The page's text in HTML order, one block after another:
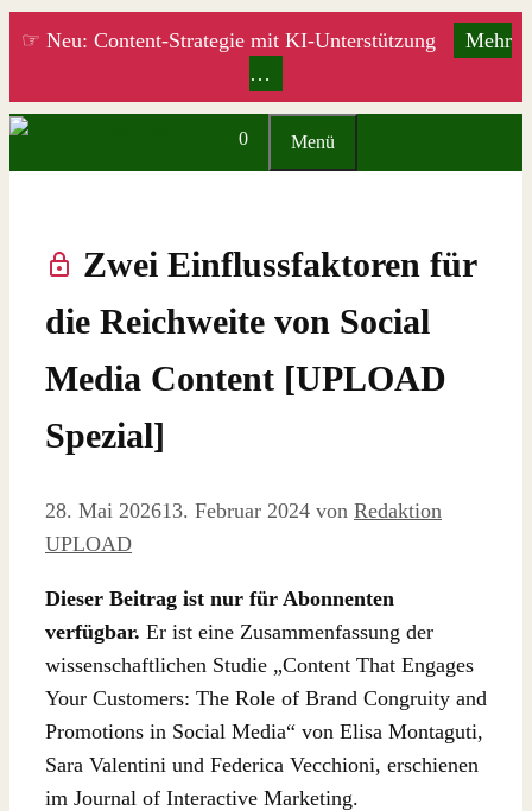
Zum
☞ Neu: Content-Strategie mit KI-Unterstützung
Mehr
…
0 Menü
Zwei Einflussfaktoren für
die Reichweite von Social
Media Content [UPLOAD
Spezial]
28. Mai 202613. Februar 2024 von Redaktion
UPLOAD
Dieser Beitrag ist nur für Abonnenten
verfügbar. Er ist eine Zusammenfassung der
wissenschaftlichen Studie „Content That Engages
Your Customers: The Role of Brand Congruity and
Promotions in Social Media“ von Elisa Montaguti,
Sara Valentini und Federica Vecchioni, erschienen
im Journal of Interactive Marketing.